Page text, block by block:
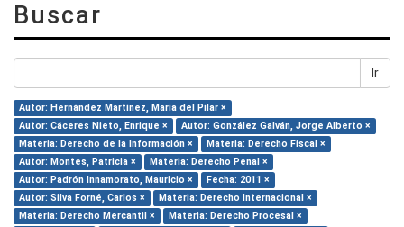
Buscar
Ir
Autor: Hernández Martínez, María del Pilar ×
Autor: Cáceres Nieto, Enrique ×
Autor: González Galván, Jorge Alberto ×
Materia: Derecho de la Información ×
Materia: Derecho Fiscal ×
Autor: Montes, Patricia ×
Materia: Derecho Penal ×
Autor: Padrón Innamorato, Mauricio ×
Fecha: 2011 ×
Autor: Silva Forné, Carlos ×
Materia: Derecho Internacional ×
Materia: Derecho Mercantil ×
Materia: Derecho Procesal ×